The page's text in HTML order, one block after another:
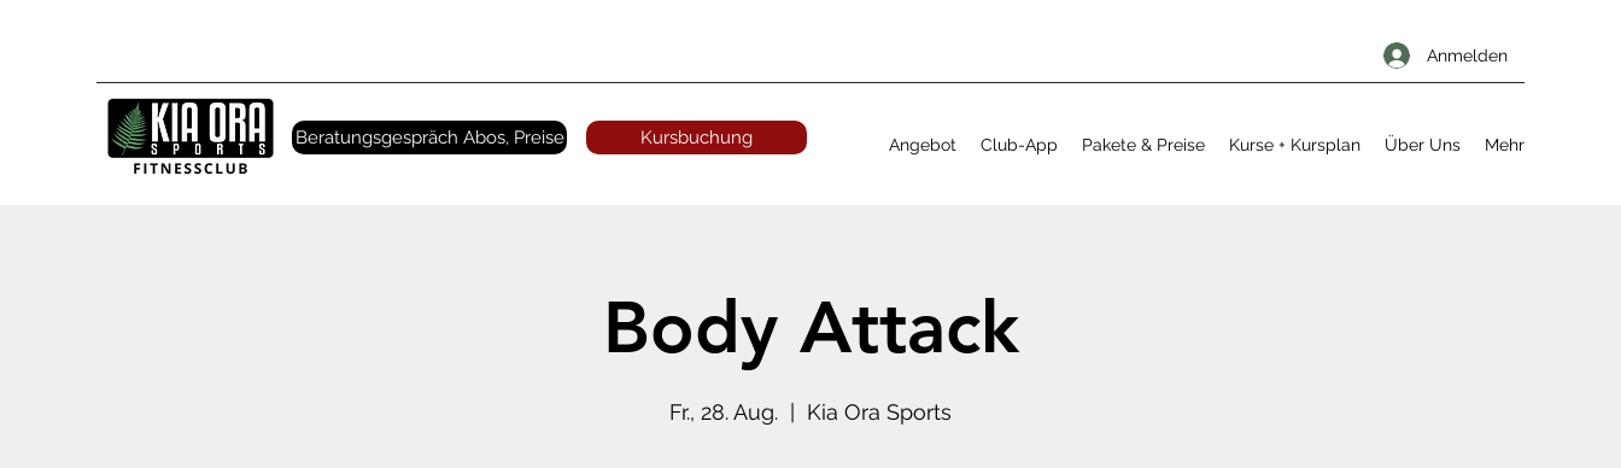
Anmelden
Beratungsgespräch Abos, Preise Kursbuchung Angebot Club-App Pakete & Preise Kurse + Kursplan Über Uns Mehr
Body Attack
Fr., 28. Aug. Kia Ora Sports